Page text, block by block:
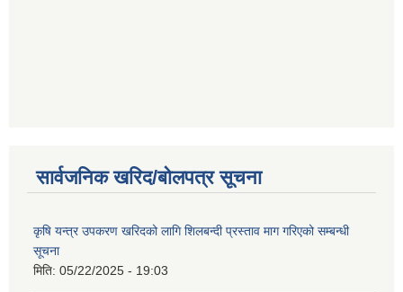
सार्वजनिक खरिद/बोलपत्र सूचना
कृषि यन्त्र उपकरण खरिदको लागि शिलबन्दी प्रस्ताव माग गरिएको सम्बन्धी
सूचना
मिति: 05/22/2025 - 19:03